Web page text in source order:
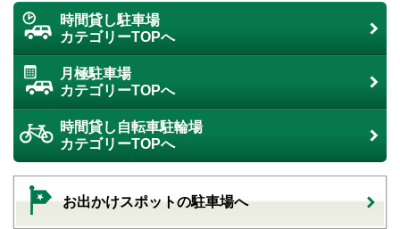
時間貸し駐車場
カテゴリーTOPへ
月極駐車場
カテゴリーTOPへ
時間貸し自転車駐輪場
カテゴリーTOPへ
お出かけスポットの駐車場へ